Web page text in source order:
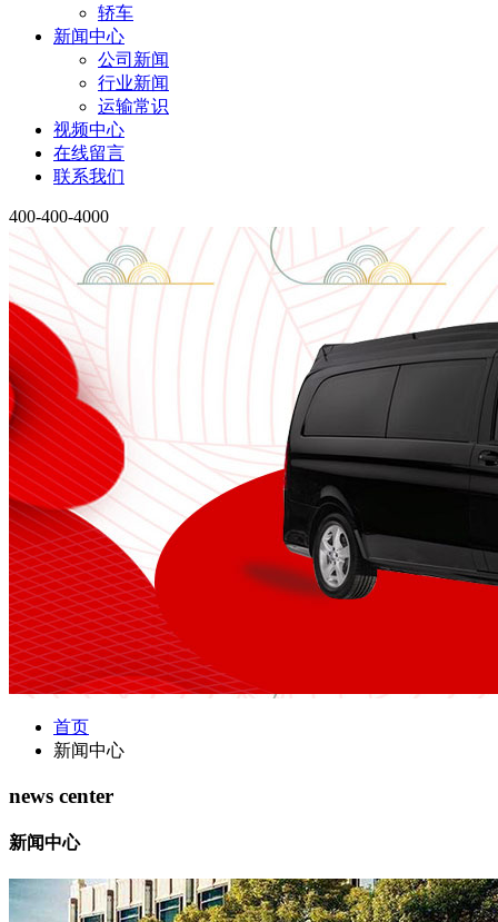
轿车
新闻中心
公司新闻
行业新闻
运输常识
视频中心
在线留言
联系我们
400-400-4000
首页
新闻中心
news center
新闻中心